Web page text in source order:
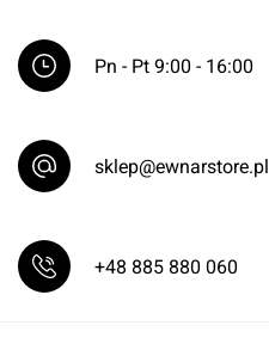
Pn - Pt 9:00 - 16:00
sklep@ewnarstore.pl
+48 885 880 060